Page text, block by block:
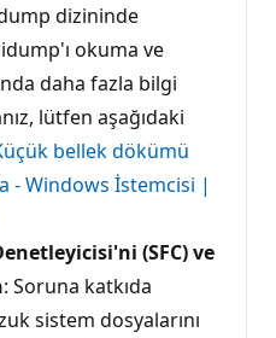
dizininde
okuma ve
daha fazla bilgi
lütfen aşağıdaki
bellek dökümü
- Windows İstemcisi |
(SFC) ve
: Soruna katkıda
sistem dosyalarını